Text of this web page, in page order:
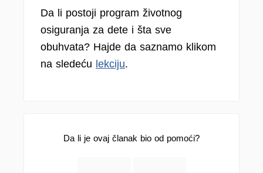
Da li postoji program životnog
osiguranja za dete i šta sve
obuhvata? Hajde da saznamo klikom
na sledeću lekciju.
Da li je ovaj članak bio od pomoći?